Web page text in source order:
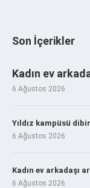
Son İçerikler
Kadın ev
6 Ağustos 2026
Yıldız kampüsü
6 Ağustos 2026
Kadın ev arkadaşı
6 Ağustos 2026